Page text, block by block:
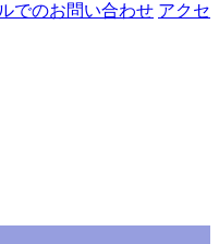
でのお問い合わせ アクセ